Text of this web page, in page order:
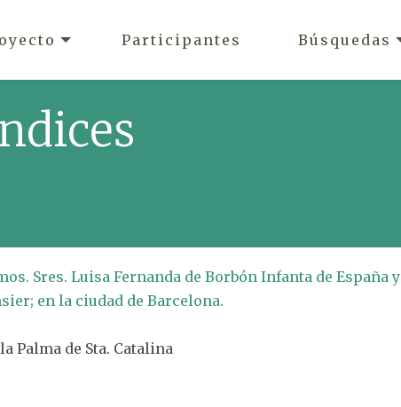
Participantes Búsquedas
Sres. Luisa Fernanda de Borbón Infanta de España y
en la ciudad de Barcelona.
Palma de Sta. Catalina